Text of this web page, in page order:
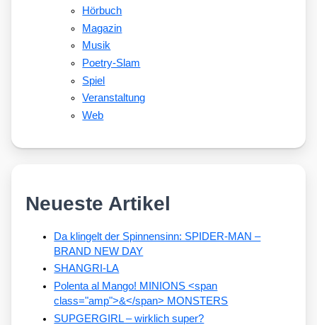
Hörbuch
Magazin
Musik
Poetry-Slam
Spiel
Veranstaltung
Web
Neueste Artikel
Da klingelt der Spinnensinn: SPIDER-MAN –
BRAND NEW DAY
SHANGRI-LA
Polenta al Mango! MINIONS <span
class="amp">&</span> MONSTERS
SUPGERGIRL – wirklich super?